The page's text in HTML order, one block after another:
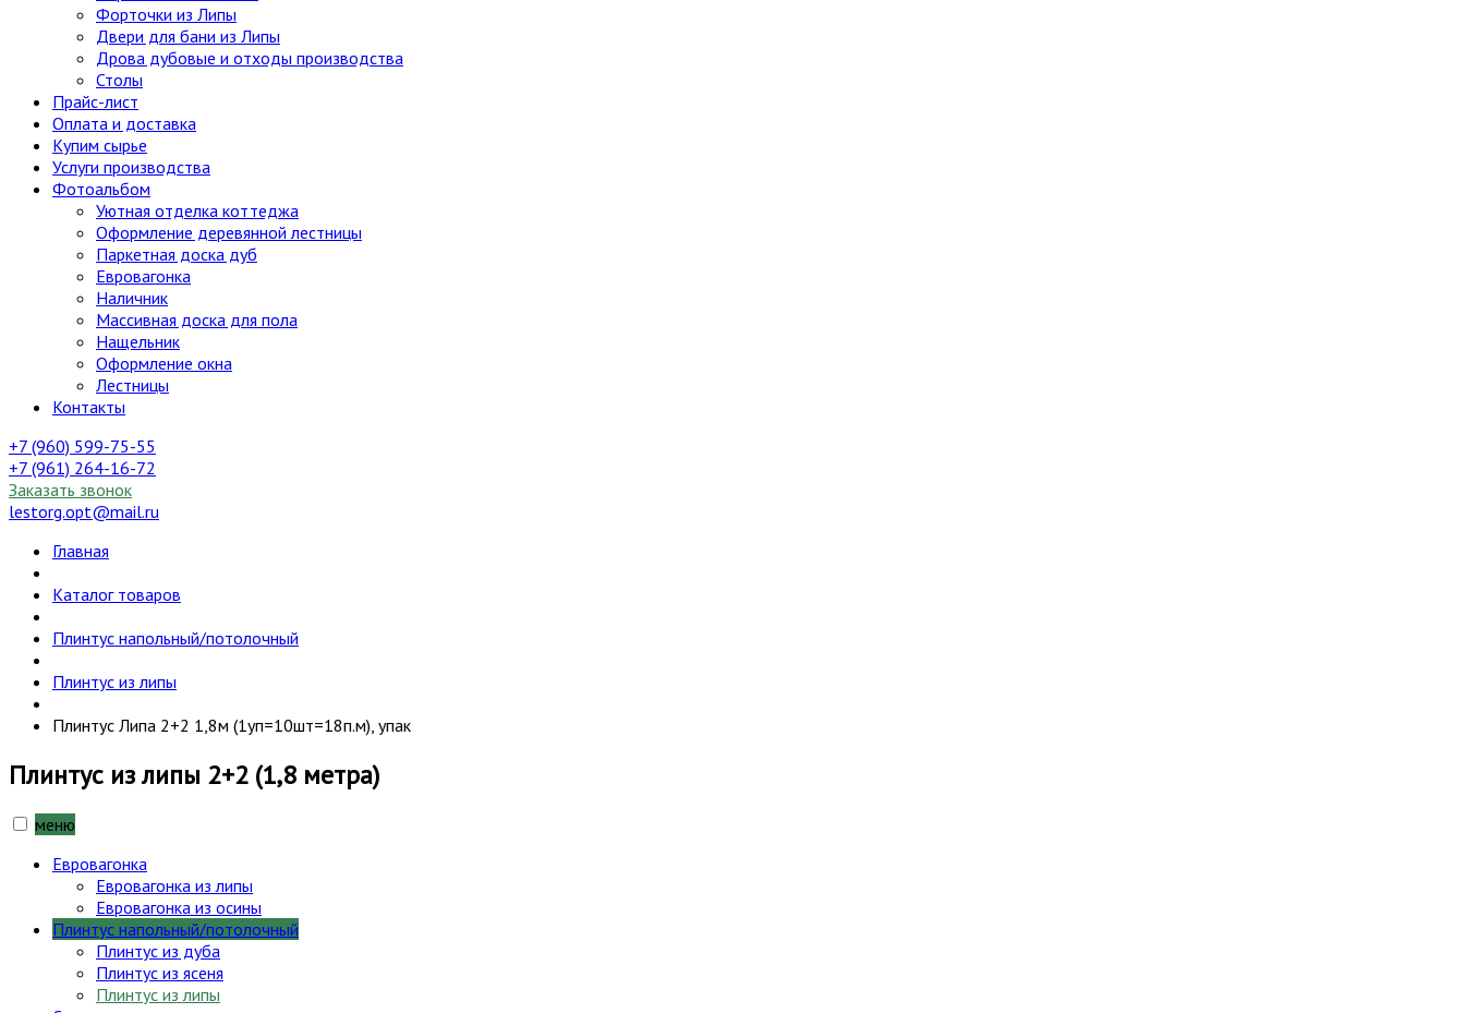
Форточки из Липы
Двери для бани из Липы
Дрова дубовые и отходы производства
Столы
Прайс-лист
Оплата и доставка
Купим сырье
Услуги производства
Фотоальбом
Уютная отделка коттеджа
Оформление деревянной лестницы
Паркетная доска дуб
Евровагонка
Наличник
Массивная доска для пола
Нащельник
Оформление окна
Лестницы
Контакты
+7 (960) 599-75-55
+7 (961) 264-16-72
Заказать звонок
lestorg.opt@mail.ru
Главная
Каталог товаров
Плинтус напольный/потолочный
Плинтус из липы
Плинтус Липа 2+2 1,8м (1уп=10шт=18п.м), упак
Плинтус из липы 2+2 (1,8 метра)
меню
Евровагонка
Евровагонка из липы
Евровагонка из осины
Плинтус напольный/потолочный
Плинтус из дуба
Плинтус из ясеня
Плинтус из липы